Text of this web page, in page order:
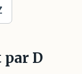
par D